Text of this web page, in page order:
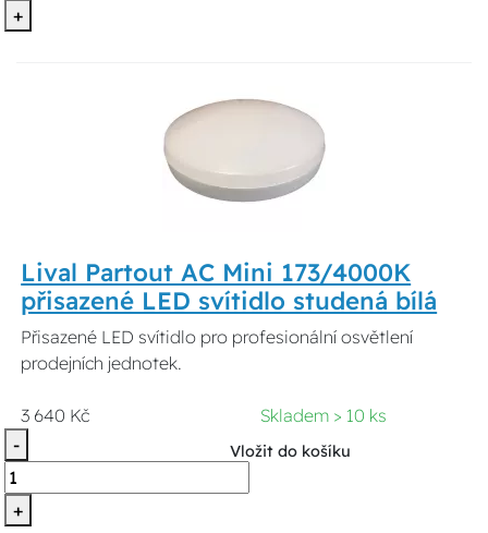
+
Lival Partout AC Mini 173/4000K
přisazené LED svítidlo studená bílá
Přisazené LED svítidlo pro profesionální osvětlení
prodejních jednotek.
3 640 Kč
Skladem > 10 ks
-
+
Vložit do košíku